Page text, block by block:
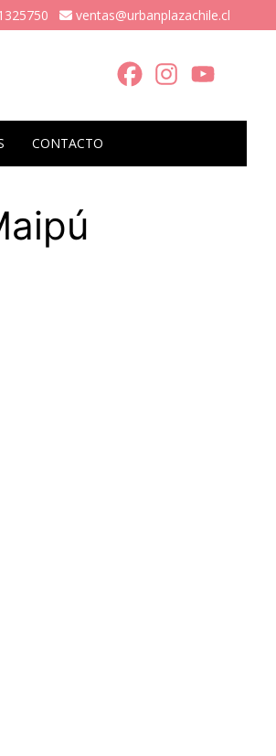
ventas@urbanplazachile.cl
CONTACTO